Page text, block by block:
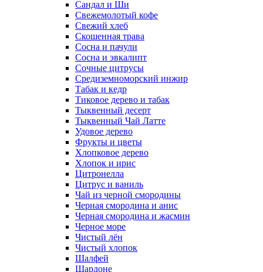
Сандал и Ши
Свежемолотый кофе
Свежий хлеб
Скошенная трава
Сосна и пачули
Сосна и эвкалипт
Сочные цитрусы
Средиземноморский инжир
Табак и кедр
Тиковое дерево и табак
Тыквенный десерт
Тыквенный Чай Латте
Удовое дерево
Фрукты и цветы
Хлопковое дерево
Хлопок и ирис
Цитронелла
Цитрус и ваниль
Чай из черной смородины
Черная смородина и анис
Черная смородина и жасмин
Черное море
Чистый лён
Чистый хлопок
Шалфей
Шардоне